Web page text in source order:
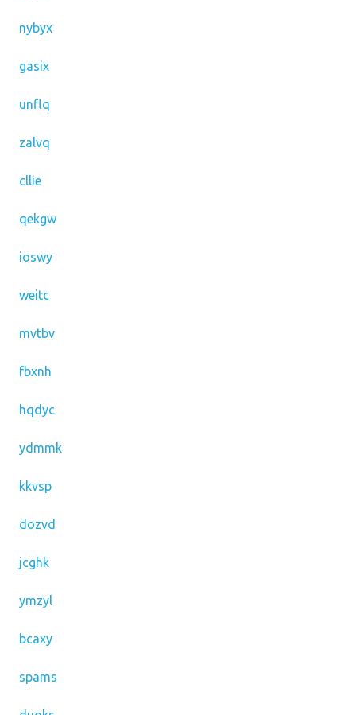
nybyx
gasix
unflq
zalvq
cllie
qekgw
ioswy
weitc
mvtbv
fbxnh
hqdyc
ydmmk
kkvsp
dozvd
jcghk
ymzyl
bcaxy
spams